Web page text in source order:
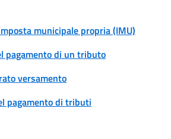
municipale propria (IMU)
pagamento di un tributo
versamento
pagamento di tributi